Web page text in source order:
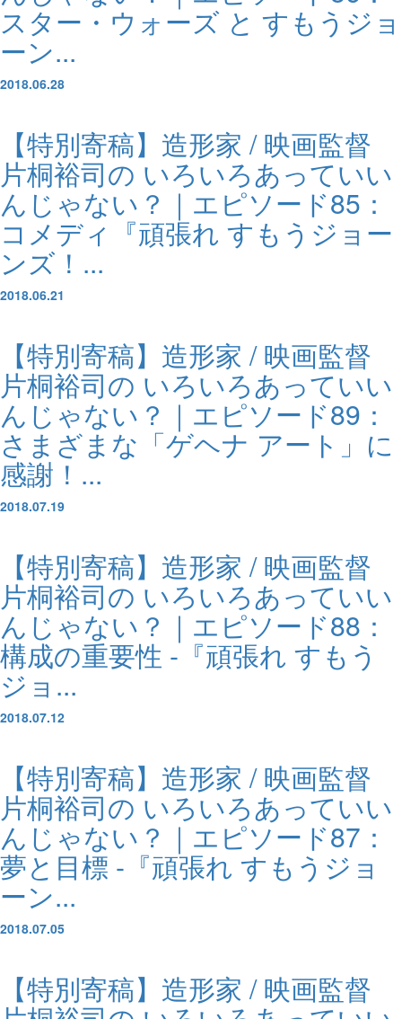
スター・ウォーズ と すもうジョ
ーン...
2018.06.28
【特別寄稿】造形家 / 映画監督
片桐裕司の いろいろあっていい
んじゃない？｜エピソード85：
コメディ『頑張れ すもうジョー
ンズ！...
2018.06.21
【特別寄稿】造形家 / 映画監督
片桐裕司の いろいろあっていい
んじゃない？｜エピソード89：
さまざまな「ゲヘナ アート」に
感謝！...
2018.07.19
【特別寄稿】造形家 / 映画監督
片桐裕司の いろいろあっていい
んじゃない？｜エピソード88：
構成の重要性 -『頑張れ すもう
ジョ...
2018.07.12
【特別寄稿】造形家 / 映画監督
片桐裕司の いろいろあっていい
んじゃない？｜エピソード87：
夢と目標 -『頑張れ すもうジョ
ーン...
2018.07.05
【特別寄稿】造形家 / 映画監督